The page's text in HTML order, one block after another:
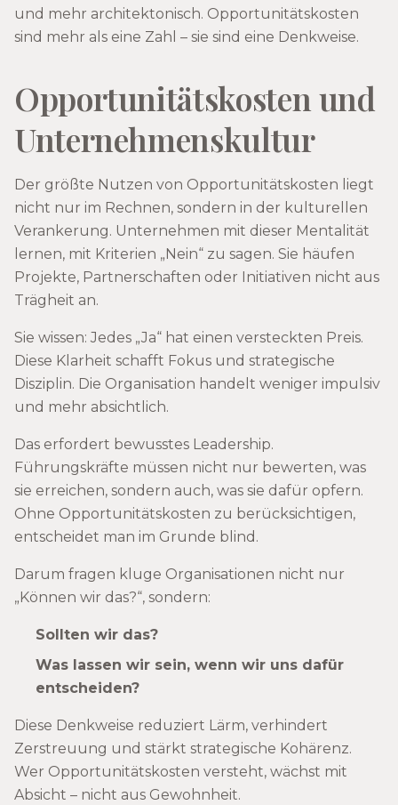
und mehr architektonisch. Opportunitätskosten
sind mehr als eine Zahl – sie sind eine Denkweise.
Opportunitätskosten und
Unternehmenskultur
Der größte Nutzen von Opportunitätskosten liegt
nicht nur im Rechnen, sondern in der kulturellen
Verankerung. Unternehmen mit dieser Mentalität
lernen, mit Kriterien „Nein“ zu sagen. Sie häufen
Projekte, Partnerschaften oder Initiativen nicht aus
Trägheit an.
Sie wissen: Jedes „Ja“ hat einen versteckten Preis.
Diese Klarheit schafft Fokus und strategische
Disziplin. Die Organisation handelt weniger impulsiv
und mehr absichtlich.
Das erfordert bewusstes Leadership.
Führungskräfte müssen nicht nur bewerten, was
sie erreichen, sondern auch, was sie dafür opfern.
Ohne Opportunitätskosten zu berücksichtigen,
entscheidet man im Grunde blind.
Darum fragen kluge Organisationen nicht nur
„Können wir das?“, sondern:
Sollten wir das?
Was lassen wir sein, wenn wir uns dafür
entscheiden?
Diese Denkweise reduziert Lärm, verhindert
Zerstreuung und stärkt strategische Kohärenz.
Wer Opportunitätskosten versteht, wächst mit
Absicht – nicht aus Gewohnheit.